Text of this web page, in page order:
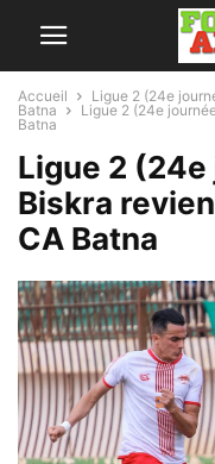
Accueil
Ligue 2 (24e
Batna
Ligue 2 (24e
Batna
Ligue 2 (24e
Biskra
CA Batna